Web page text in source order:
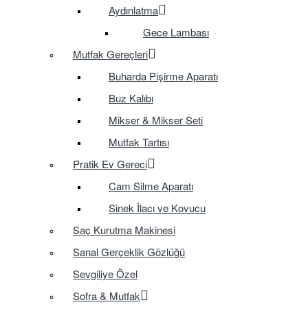
Aydınlatma
Gece Lambası
Mutfak Gereçleri
Buharda Pişirme Aparatı
Buz Kalıbı
Mikser & Mikser Seti
Mutfak Tartısı
Pratik Ev Gereci
Cam Silme Aparatı
Sinek İlacı ve Kovucu
Saç Kurutma Makinesi
Sanal Gerçeklik Gözlüğü
Sevgiliye Özel
Sofra & Mutfak